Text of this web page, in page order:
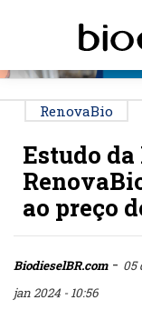
RenovaBio
Estudo
ao preço
BiodieselBR.com- 05
jan 2024 - 10:56